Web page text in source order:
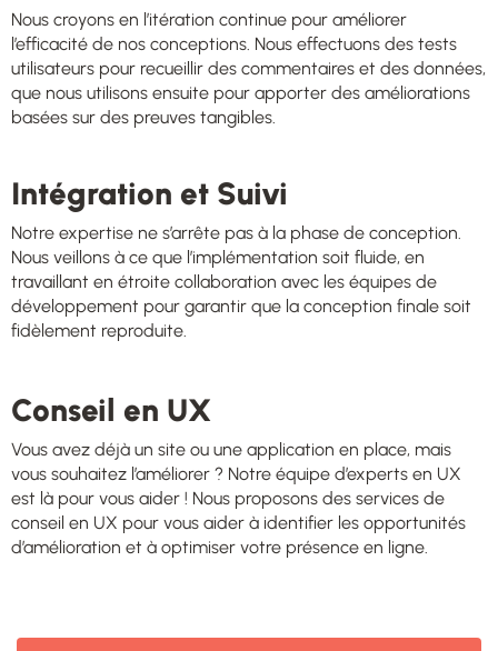
Nous croyons en l’itération continue pour améliorer
l’efficacité de nos conceptions. Nous effectuons des tests
utilisateurs pour recueillir des commentaires et des données,
que nous utilisons ensuite pour apporter des améliorations
basées sur des preuves tangibles.
Intégration et Suivi
Notre expertise ne s’arrête pas à la phase de conception.
Nous veillons à ce que l’implémentation soit fluide, en
travaillant en étroite collaboration avec les équipes de
développement pour garantir que la conception finale soit
fidèlement reproduite.
Conseil en UX
Vous avez déjà un site ou une application en place, mais
vous souhaitez l’améliorer ? Notre équipe d’experts en UX
est là pour vous aider ! Nous proposons des services de
conseil en UX pour vous aider à identifier les opportunités
d’amélioration et à optimiser votre présence en ligne.